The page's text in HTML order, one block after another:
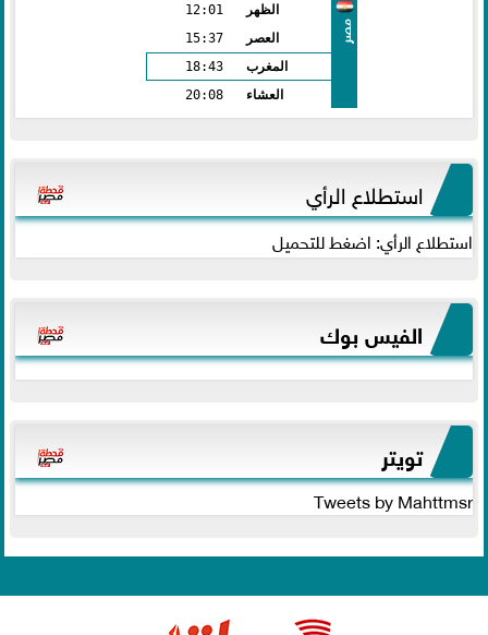
مصر
الظهر
12:01
العصر
15:37
المغرب
18:43
العشاء
20:08
استطلاع الرأي
استطلاع الرأي: اضغط للتحميل
الفيس بوك
تويتر
Tweets by Mahttmsr